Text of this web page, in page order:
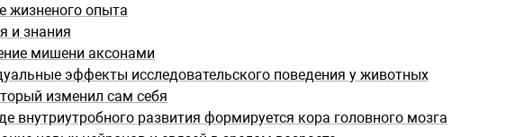
жизненого опыта
и знания
мишени аксонами
эффекты исследовательского поведения у животных
изменил сам себя
внутриутробного развития формируется кора головного мозга